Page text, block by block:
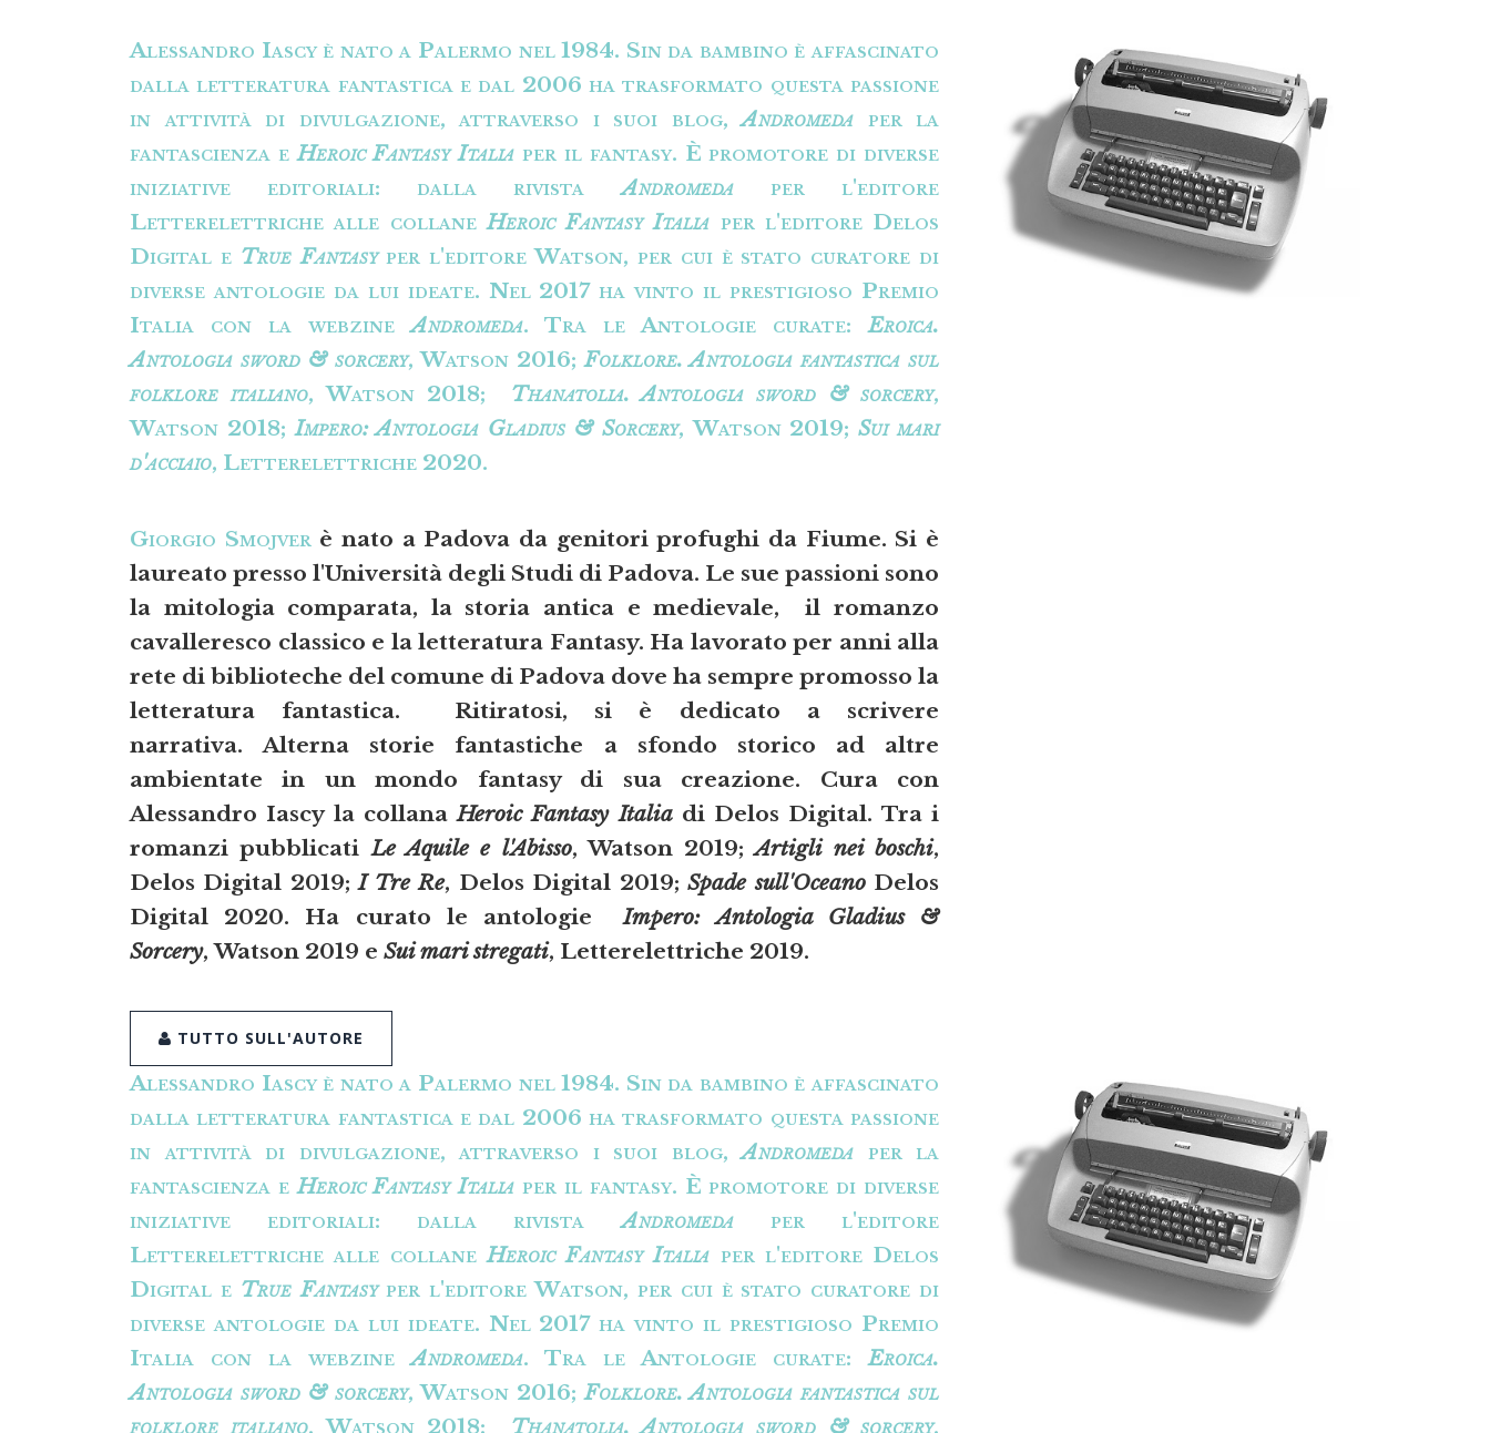
Alessandro Iascy è nato a Palermo nel 1984. Sin da bambino è affascinato
dalla letteratura fantastica e dal 2006 ha trasformato questa passione
in attività di divulgazione, attraverso i suoi blog,Andromeda per la
fantascienza eHeroic Fantasy Italia per il fantasy. È promotore di diverse
iniziative editoriali: dalla rivistaAndromedaper l'editore
Letterelettriche alle collaneHeroic Fantasy Italia per l'editore Delos
Digital e True Fantasyper l'editore Watson, per cui è stato curatore di
diverse antologie da lui ideate. Nel 2017 ha vinto il prestigioso Premio
Italia con la webzineAndromeda. Tra le Antologie curate:Eroica.
Antologia sword & sorcery, Watson 2016;Folklore. Antologia fantastica sul
folklore italiano, Watson 2018; Thanatolia. Antologia sword & sorcery,
Watson 2018;Impero: Antologia Gladius & Sorcery, Watson 2019;Sui mari
d'acciaio, Letterelettriche 2020.
Giorgio Smojverè nato a Padova da genitori profughi da Fiume. Si è
laureato presso l'Università degli Studi di Padova. Le sue passioni sono
la mitologia comparata, la storia antica e medievale, il romanzo
cavalleresco classico e la letteratura Fantasy. Ha lavorato per anni alla
rete di biblioteche del comune di Padova dove ha sempre promosso la
letteratura fantastica. Ritiratosi, si è dedicato a scrivere
narrativa. Alterna storie fantastiche a sfondo storico ad altre
ambientate in un mondo fantasy di sua creazione. Cura con
Alessandro Iascy la collanaHeroic Fantasy Italiadi Delos Digital. Tra i
romanzi pubblicatiLe Aquile e l'Abisso, Watson 2019;Artigli nei boschi,
Delos Digital 2019;I Tre Re, Delos Digital 2019;Spade sull'OceanoDelos
Digital 2020. Ha curato le antologieImpero: Antologia Gladius &
Sorcery, Watson 2019 e Sui mari stregati, Letterelettriche 2019.
TUTTO SULL'AUTORE
Alessandro Iascyè nato a Palermo nel 1984. Sin da bambino è affascinato
dalla letteratura fantastica e dal 2006 ha trasformato questa passione
in attività di divulgazione, attraverso i suoi blog,Andromeda per la
fantascienza eHeroic Fantasy Italia per il fantasy. È promotore di diverse
iniziative editoriali: dalla rivistaAndromedaper l'editore
Letterelettriche alle collaneHeroic Fantasy Italia per l'editore Delos
Digital e True Fantasyper l'editore Watson, per cui è stato curatore di
diverse antologie da lui ideate. Nel 2017 ha vinto il prestigioso Premio
Italia con la webzineAndromeda. Tra le Antologie curate:Eroica.
Antologia sword & sorcery, Watson 2016;Folklore. Antologia fantastica sul
folklore italiano, Watson 2018; Thanatolia. Antologia sword & sorcery,